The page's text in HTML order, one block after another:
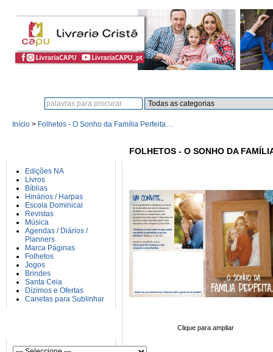
Início > Folhetos - O Sonho da Família Perfeita…
Edições NA
Livros
Bíblias
Hinários / Harpas
Escola Dominical
Revistas
Música
Agendas / Diários /
Planners
Marca Páginas
Folhetos
Jogos
Brindes
Santa Ceia
Dízimos e Ofertas
Canetas para Sublinhar
FOLHETOS - O SONHO DA
Clique para ampliar